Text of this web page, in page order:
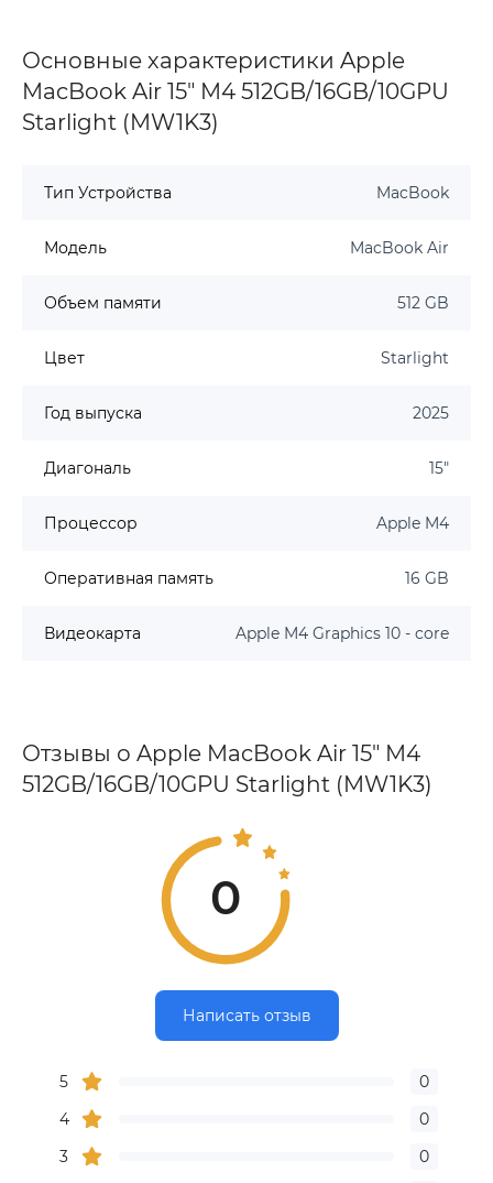
Основные характеристики Apple
MacBook Air 15" M4 512GB/16GB/10GPU
Starlight (MW1K3)
Тип Устройства MacBook
Модель MacBook Air
Объем памяти 512 GB
Цвет Starlight
Год выпуска 2025
Диагональ 15"
Процессор Apple M4
Оперативная память 16 GB
Видеокарта Apple M4 Graphics 10 - core
Отзывы о Apple MacBook Air 15" M4
512GB/16GB/10GPU Starlight (MW1K3)
0
Написать отзыв
5
0
4
0
3
0